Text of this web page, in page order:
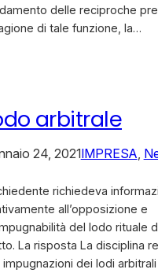
delle reciproche
di tale funzione, la…
arbitrale
24, 2021IMPRESA
richiedeva
all’opposizione e
del lodo rituale
La risposta La disciplina
impugnazioni dei lodi arbitrali